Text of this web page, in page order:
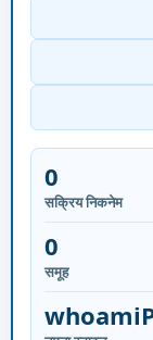
0
सक्रिय निकनेम
0
समूह